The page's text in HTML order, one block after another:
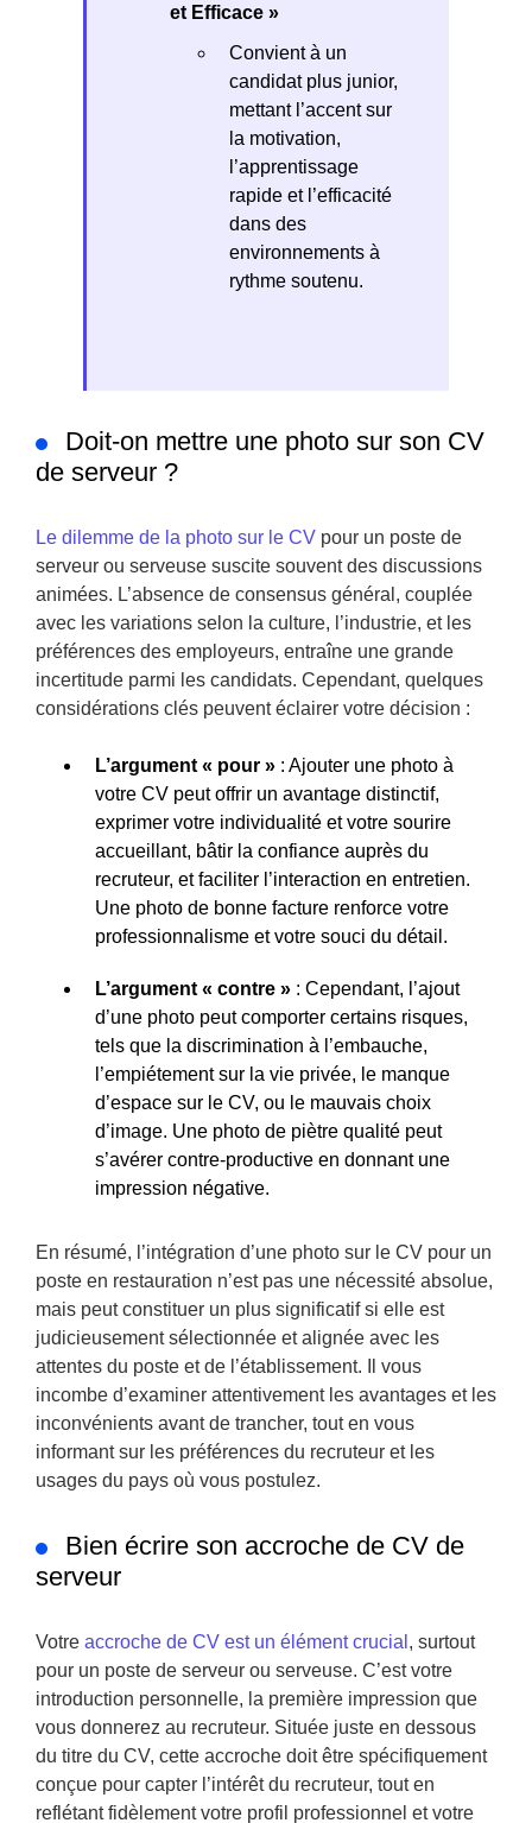
et Efficace »
Convient à un
candidat plus junior,
mettant l’accent sur
la motivation,
l’apprentissage
rapide et l’efficacité
dans des
environnements à
rythme soutenu.
Doit-on mettre une photo sur son CV
de serveur ?
Le dilemme de la photo sur le CV pour un poste de
serveur ou serveuse suscite souvent des discussions
animées. L’absence de consensus général, couplée
avec les variations selon la culture, l’industrie, et les
préférences des employeurs, entraîne une grande
incertitude parmi les candidats. Cependant, quelques
considérations clés peuvent éclairer votre décision :
L’argument « pour » : Ajouter une photo à
votre CV peut offrir un avantage distinctif,
exprimer votre individualité et votre sourire
accueillant, bâtir la confiance auprès du
recruteur, et faciliter l’interaction en entretien.
Une photo de bonne facture renforce votre
professionnalisme et votre souci du détail.
L’argument « contre » : Cependant, l’ajout
d’une photo peut comporter certains risques,
tels que la discrimination à l’embauche,
l’empiétement sur la vie privée, le manque
d’espace sur le CV, ou le mauvais choix
d’image. Une photo de piètre qualité peut
s’avérer contre-productive en donnant une
impression négative.
En résumé, l’intégration d’une photo sur le CV pour un
poste en restauration n’est pas une nécessité absolue,
mais peut constituer un plus significatif si elle est
judicieusement sélectionnée et alignée avec les
attentes du poste et de l’établissement. Il vous
incombe d’examiner attentivement les avantages et les
inconvénients avant de trancher, tout en vous
informant sur les préférences du recruteur et les
usages du pays où vous postulez.
Bien écrire son accroche de CV de
serveur
Votre accroche de CV est un élément crucial , surtout
pour un poste de serveur ou serveuse. C’est votre
introduction personnelle, la première impression que
vous donnerez au recruteur. Située juste en dessous
du titre du CV, cette accroche doit être spécifiquement
conçue pour capter l’intérêt du recruteur, tout en
reflétant fidèlement votre profil professionnel et votre